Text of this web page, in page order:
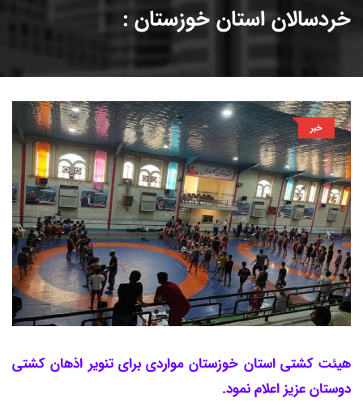
خردسالان استان خوزستان :
خبر
هیئت کشتی استان خوزستان مواردی برای تنویر اذهان کشتی
دوستان عزیز اعلام نمود.